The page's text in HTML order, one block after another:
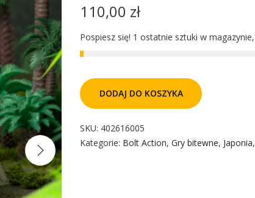
110,00 zł
Pospiesz się! 1 ostatnie sztuki w magazynie,
DODAJ DO KOSZYKA
SKU: 402616005
Kategorie: Bolt Action, Gry bitewne, Japonia,